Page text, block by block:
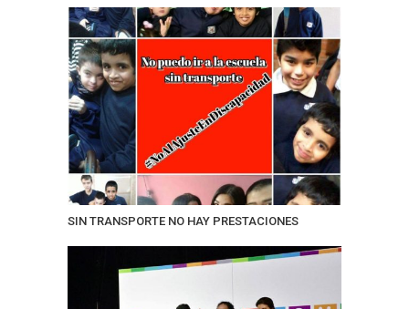
SIN TRANSPORTE NO HAY PRESTACIONES